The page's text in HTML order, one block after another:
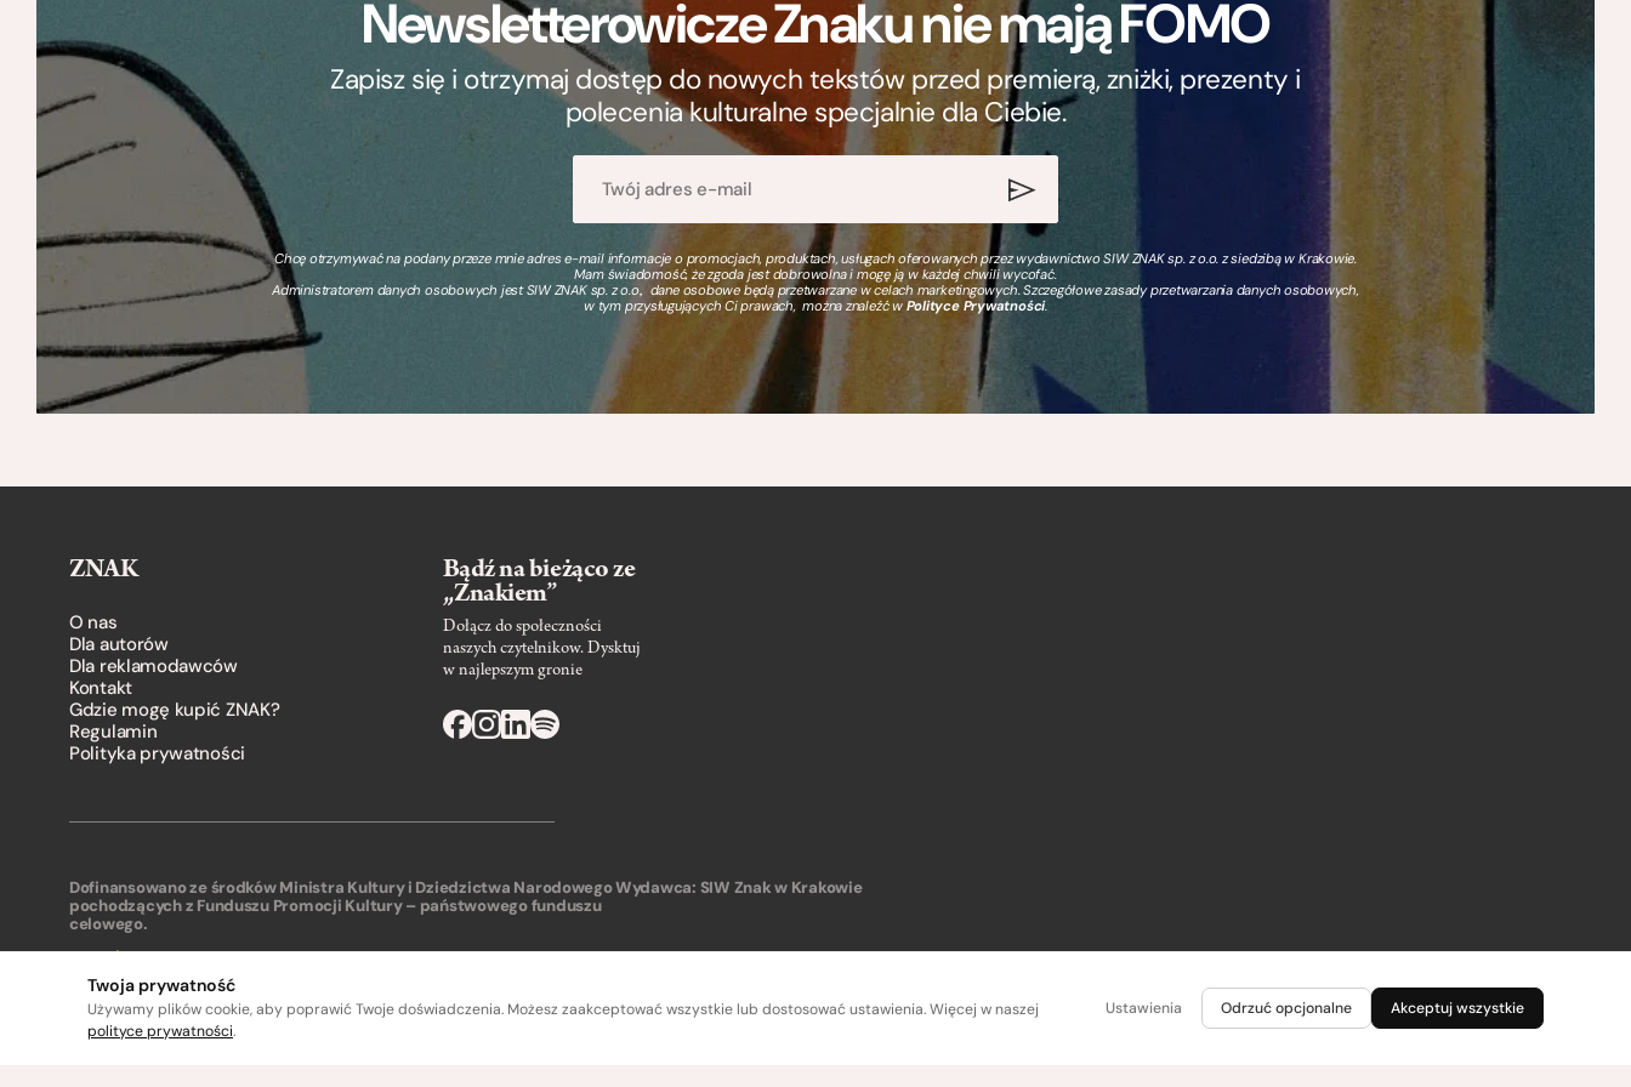
Newsletterowicze Znaku nie mają FOMO
Zapisz się i otrzymaj dostęp do nowych tekstów przed premierą, zniżki, prezenty i
polecenia kulturalne specjalnie dla Ciebie.
Chcę otrzymywać na podany przeze mnie adres e-mail informacje o promocjach, produktach, usługach oferowanych przez wydawnictwo SIW ZNAK sp. z o.o. z siedzibą w Krakowie.
Mam świadomość, że zgoda jest dobrowolna i mogę ją w każdej chwili wycofać.
Administratorem danych osobowych jest SIW ZNAK sp. z o.o., dane osobowe będą przetwarzane w celach marketingowych. Szczegółowe zasady przetwarzania danych osobowych,
w tym przysługujących Ci prawach, można znaleźć wPolityce Prywatności.
ZNAK
O nas
Dla autorów
Dla reklamodawców
Kontakt
Gdzie mogę kupić ZNAK?
Regulamin
Polityka prywatności
Bądź na bieżąco ze
„Znakiem”
Dołącz do społeczności
naszych czytelnikow. Dysktuj
w najlepszym gronie
Dofinansowano ze środków Ministra Kultury i Dziedzictwa Narodowego
pochodzących z Funduszu Promocji Kultury – państwowego funduszu
celowego.
Wydawca: SIW Znak w Krakowie
Twoja prywatność
Używamy plików cookie, aby poprawić Twoje doświadczenia. Możesz zaakceptować wszystkie lub dostosować ustawienia. Więcej w naszej
polityce prywatności.
Ustawienia Odrzuć opcjonalne Akceptuj wszystkie